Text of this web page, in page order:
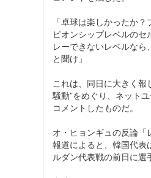
「卓球は楽しかったか
ピオンシップレベルの
レーできないレベルな
と聞け」
これは、同日に大きく報
騒動”をめぐり、ネット
コメントしたものだ。
オ・ヒョンギュの反論「
報道によると、韓国代表
ルダン代表戦の前日に選